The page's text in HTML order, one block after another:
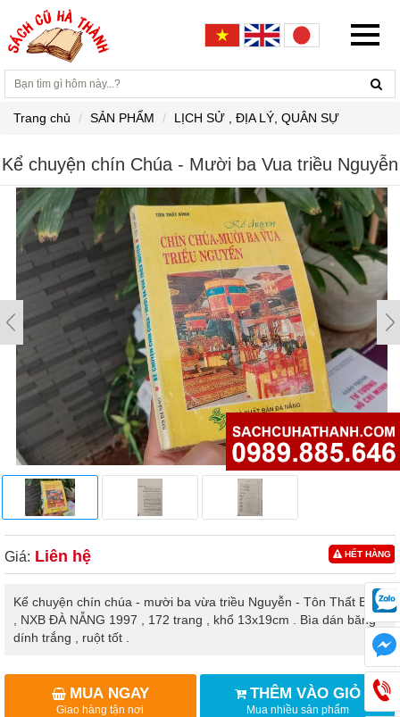
Trang chủ SẢN PHẨM LỊCH SỬ , ĐỊA LÝ, QUÂN SỰ
Kể chuyện chín Chúa - Mười ba Vua triều Nguyễn
HẾT HÀNG
Giá: Liên hệ
Kể chuyện chín chúa - mười ba vừa triều Nguyễn - Tôn Thất Bình
, NXB ĐÀ NẴNG 1997 , 172 trang , khổ 13x19cm . Bìa dán băng
dính trắng , ruột tốt .
MUA NGAY
Giao hàng tận nơi
THÊM VÀO GIỎ
Mua nhiều sản phẩm